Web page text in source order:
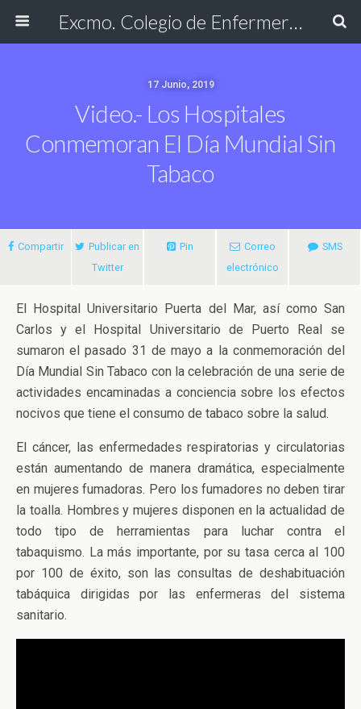
Excmo. Colegio de Enfermería de Cádiz
17 Junio, 2019
Video.- Los Hospitales
Conmemoran El Día Mundial Sin
Tabaco
Compartir
Publicar en
Twitter
Pin
Correo
electrónico
SMS
El Hospital Universitario Puerta del Mar, así como San
Carlos y el Hospital Universitario de Puerto Real se
sumaron el pasado 31 de mayo a la conmemoración del
Día Mundial Sin Tabaco con la celebración de una serie de
actividades encaminadas a conciencia sobre los efectos
nocivos que tiene el consumo de tabaco sobre la salud.
El cáncer, las enfermedades respiratorias y circulatorias
están aumentando de manera dramática, especialmente
en mujeres fumadoras. Pero los fumadores no deben tirar
la toalla. Hombres y mujeres disponen en la actualidad de
todo tipo de herramientas para luchar contra el
tabaquismo. La más importante, por su tasa cerca al 100
por 100 de éxito, son las consultas de deshabituación
tabáquica dirigidas por las enfermeras del sistema
sanitario.